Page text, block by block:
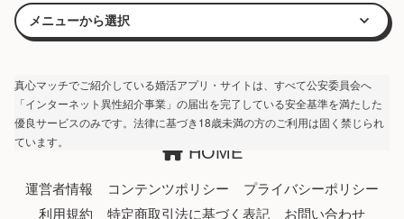
真心マッチでご紹介している婚活アプリ・サイトは、すべて公安委員会へ
「インターネット異性紹介事業」の届出を完了している安全基準を満たした
優良サービスのみです。法律に基づき18歳未満の方のご利用は固く禁じられ
ています。
HOME
運営者情報 コンテンツポリシー
プライバシーポリシー
利用規約
特定商取引法に基づく表記 お問い合わせ